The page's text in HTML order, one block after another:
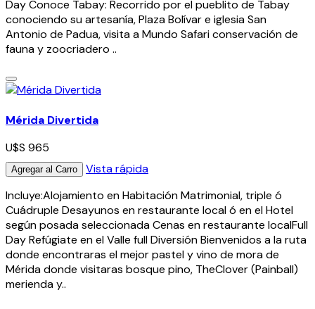
Day Conoce Tabay: Recorrido por el pueblito de Tabay
conociendo su artesanía, Plaza Bolívar e iglesia San
Antonio de Padua, visita a Mundo Safari conservación de
fauna y zoocriadero ..
Mérida Divertida
U$S 965
Agregar al Carro
Vista rápida
Incluye:Alojamiento en Habitación Matrimonial, triple ó
Cuádruple Desayunos en restaurante local ó en el Hotel
según posada seleccionada Cenas en restaurante localFull
Day Refúgiate en el Valle full Diversión Bienvenidos a la ruta
donde encontraras el mejor pastel y vino de mora de
Mérida donde visitaras bosque pino, TheClover (Painball)
merienda y..